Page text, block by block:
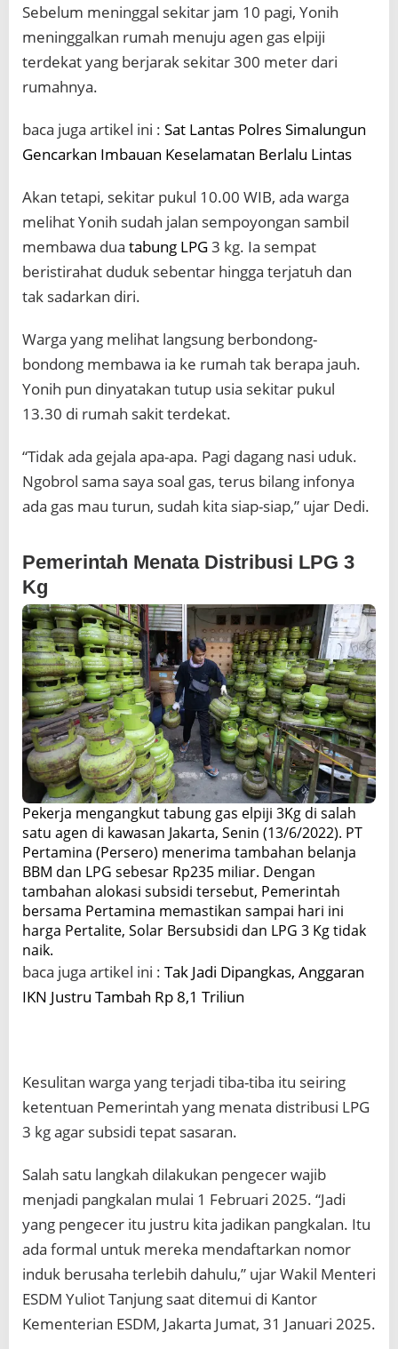
Sebelum meninggal sekitar jam 10 pagi, Yonih
meninggalkan rumah menuju agen gas elpiji
terdekat yang berjarak sekitar 300 meter dari
rumahnya.
baca juga artikel ini : Sat Lantas Polres Simalungun
Gencarkan Imbauan Keselamatan Berlalu Lintas
Akan tetapi, sekitar pukul 10.00 WIB, ada warga
melihat Yonih sudah jalan sempoyongan sambil
membawa dua tabung LPG3 kg. Ia sempat
beristirahat duduk sebentar hingga terjatuh dan
tak sadarkan diri.
Warga yang melihat langsung berbondong-
bondong membawa ia ke rumah tak berapa jauh.
Yonih pun dinyatakan tutup usia sekitar pukul
13.30 di rumah sakit terdekat.
“Tidak ada gejala apa-apa. Pagi dagang nasi uduk.
Ngobrol sama saya soal gas, terus bilang infonya
ada gas mau turun, sudah kita siap-siap,” ujar Dedi.
Pemerintah Menata Distribusi LPG 3
Kg
Pekerja mengangkut tabung gas elpiji 3Kg di salah
satu agen di kawasan Jakarta, Senin (13/6/2022). PT
Pertamina (Persero) menerima tambahan belanja
BBM dan LPG sebesar Rp235 miliar. Dengan
tambahan alokasi subsidi tersebut, Pemerintah
bersama Pertamina memastikan sampai hari ini
harga Pertalite, Solar Bersubsidi dan LPG 3 Kg tidak
naik.
baca juga artikel ini : Tak Jadi Dipangkas, Anggaran
IKN Justru Tambah Rp 8,1 Triliun
Kesulitan warga yang terjadi tiba-tiba itu seiring
ketentuan Pemerintah yang menata distribusi LPG
3 kg agar subsidi tepat sasaran.
Salah satu langkah dilakukan pengecer wajib
menjadi pangkalan mulai 1 Februari 2025. “Jadi
yang pengecer itu justru kita jadikan pangkalan. Itu
ada formal untuk mereka mendaftarkan nomor
induk berusaha terlebih dahulu,” ujar Wakil Menteri
ESDM Yuliot Tanjung saat ditemui di Kantor
Kementerian ESDM, Jakarta Jumat, 31 Januari 2025.